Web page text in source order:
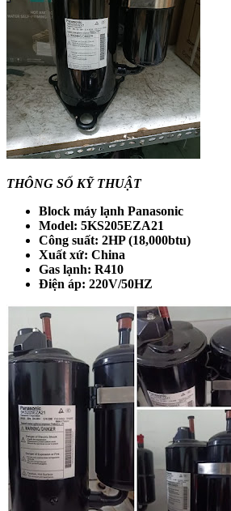
THÔNG SỐ KỸ THUẬT
Block máy lạnh Panasonic
Model: 5KS205EZA21
Công suất: 2HP (18,000btu)
Xuất xứ: China
Gas lạnh: R410
Điện áp: 220V/50HZ